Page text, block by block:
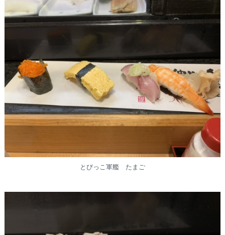
とびっこ軍艦 たまご